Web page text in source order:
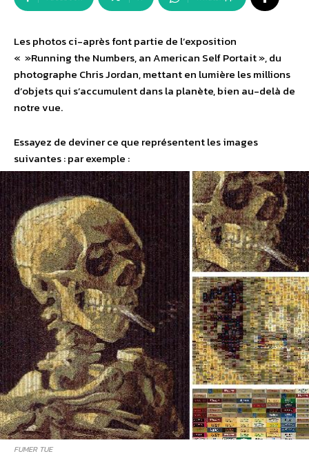
Les photos ci-après font partie de l’exposition
« »Running the Numbers, an American Self Portait », du
photographe Chris Jordan, mettant en lumière les millions
d’objets qui s’accumulent dans la planète, bien au-delà de
notre vue.
Essayez de deviner ce que représentent les images
suivantes : par exemple :
FUMER TUE